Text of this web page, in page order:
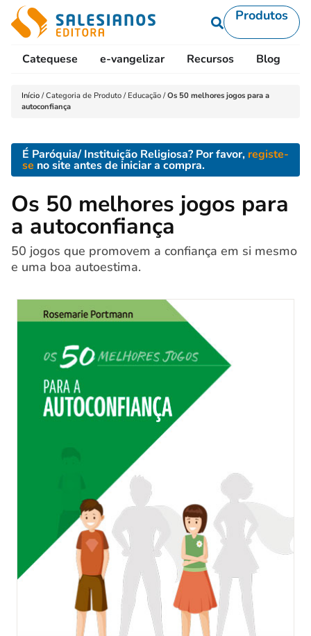
Produtos
Catequese e-vangelizar Recursos Blog
Início /Categoria de Produto / Educação /Os 50 melhores jogos para a
autoconfiança
É Paróquia/ Instituição Religiosa? Por favor, registe-
se no site antes de iniciar a compra.
Os 50 melhores jogos para
a autoconfiança
50 jogos que promovem a confiança em si mesmo
e uma boa autoestima.